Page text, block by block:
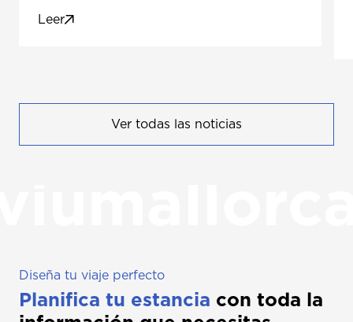
Leer
Ver todas las noticias
Diseña tu viaje perfecto
Planifica tu estancia con toda la